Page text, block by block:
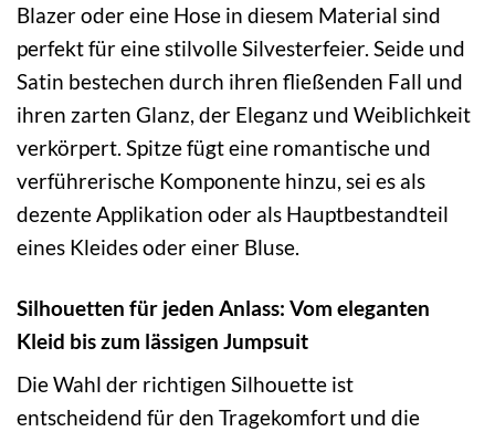
Blazer oder eine Hose in diesem Material sind
perfekt für eine stilvolle Silvesterfeier. Seide und
Satin bestechen durch ihren fließenden Fall und
ihren zarten Glanz, der Eleganz und Weiblichkeit
verkörpert. Spitze fügt eine romantische und
verführerische Komponente hinzu, sei es als
dezente Applikation oder als Hauptbestandteil
eines Kleides oder einer Bluse.
Silhouetten für jeden Anlass: Vom eleganten
Kleid bis zum lässigen Jumpsuit
Die Wahl der richtigen Silhouette ist
entscheidend für den Tragekomfort und die